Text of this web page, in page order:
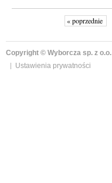
« poprzednie
Copyright © Wyborcza sp. z o.o.
Ustawienia prywatności